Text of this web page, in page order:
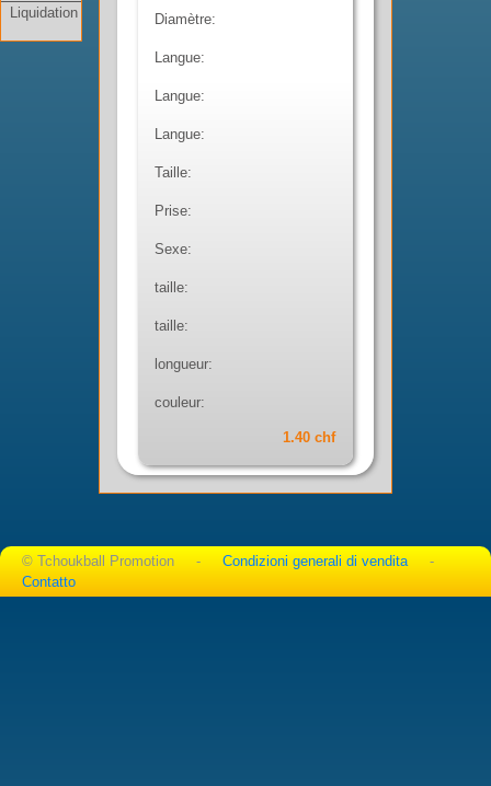
Liquidation
Diamètre:
Langue:
Langue:
Langue:
Taille:
Prise:
Sexe:
taille:
taille:
longueur:
couleur:
1.40 chf
© Tchoukball Promotion - Condizioni generali di vendita -
Contatto